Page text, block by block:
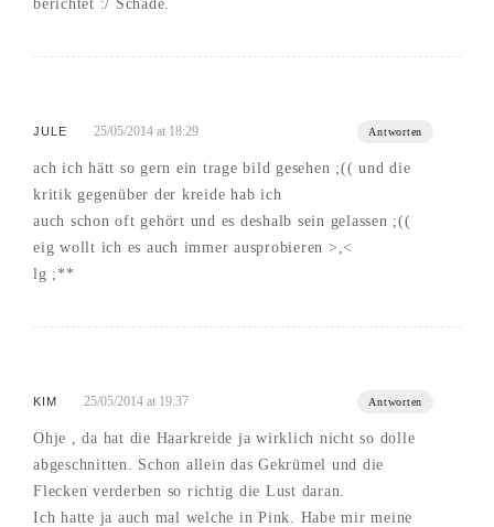
berichtet :/ Schade.
JULE 25/05/2014 at 18:29 Antworten
ach ich hätt so gern ein trage bild gesehen ;(( und die
kritik gegenüber der kreide hab ich
auch schon oft gehört und es deshalb sein gelassen ;((
eig wollt ich es auch immer ausprobieren >,<
lg ;**
KIM 25/05/2014 at 19:37 Antworten
Ohje , da hat die Haarkreide ja wirklich nicht so dolle
abgeschnitten. Schon allein das Gekrümel und die
Flecken verderben so richtig die Lust daran.
Ich hatte ja auch mal welche in Pink. Habe mir meine